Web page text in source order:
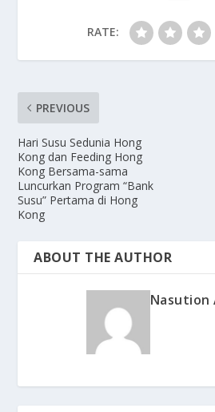
RATE:
PREVIOUS
Hari Susu Sedunia Hong
Kong dan Feeding Hong
Kong Bersama-sama
Luncurkan Program “Bank
Susu” Pertama di Hong
Kong
ABOUT THE AUTHOR
Nasution